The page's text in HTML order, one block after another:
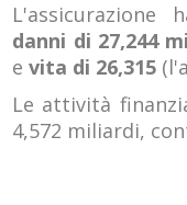
L'assicurazione
danni di 27,244
evita di 26,315
Le attività
4,572 miliardi,